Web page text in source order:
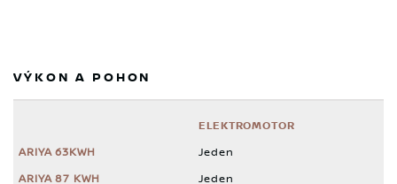
VÝKON A POHON
ELEKTROMOTOR
Jeden
Jeden